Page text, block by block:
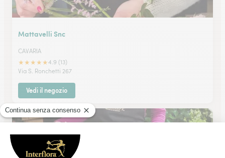
Mattavelli Snc
CAVARIA
★★★★★4.9 (13)
Via S. Ronchetti 267
Vedi il negozio